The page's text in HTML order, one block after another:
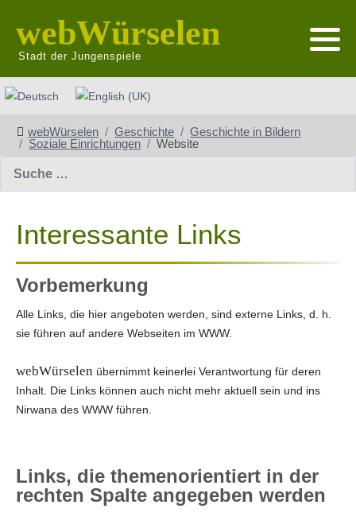
webWürselen
Stadt der Jungenspiele
Sprache auswählen
webWürselen Geschichte
Geschichte in Bildern
Soziale Einrichtungen
Website
Interessante Links
Vorbemerkung
Alle Links, die hier angeboten werden, sind externe Links, d. h.
sie führen auf andere Webseiten im WWW.
webWürselen übernimmt keinerlei Verantwortung für deren
Inhalt. Die Links können auch nicht mehr aktuell sein und ins
Nirwana des WWW führen.
Links, die themenorientiert in der
rechten Spalte angegeben werden